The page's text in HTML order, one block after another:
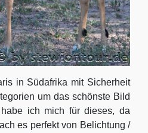
in Südafrika mit Sicherheit
um das schönste Bild
ich mich für dieses, da
es perfekt von Belichtung /